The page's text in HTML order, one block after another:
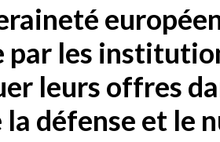
les
leurs offres
défense et le